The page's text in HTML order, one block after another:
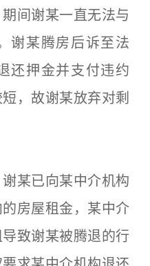
间谢某一直无法与
谢某腾房后诉至法
还押金并支付违约
，故谢某放弃对剩
某已向某中介机构
房屋租金，某中介
致谢某被腾退的行